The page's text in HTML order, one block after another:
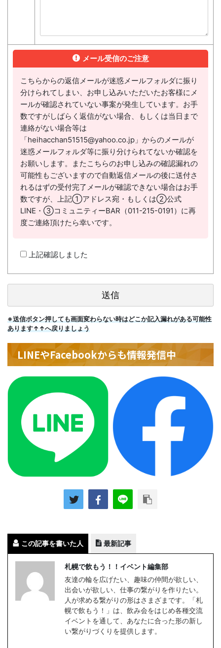
メール受信のご注意
こちらからの返信メールが迷惑メールフォルダに振り
分けられてしまい、お申し込みいただいたお客様にメ
ールが確認されていない事案が発生しています。お手
数ですがしばらく返信がない場合、もしくは当日まで
連絡がない場合等は
「heihacchan51515@yahoo.co.jp」からのメールが
迷惑メールフォルダ等に振り分けられてないか確認を
お願いします。またこちらのお申し込みの確認漏れの
可能性もございますので自動返信メールの後に送付さ
れるはずの受付完了メールが確認できない場合はお手
数ですが、上記①アドレス宛・もしくは②公式
LINE・③コミュニティーBAR（011-215-0191）に再
度ご連絡頂けたら幸いです。
上記確認しました
※送信ボタン押しても画面変わらない時はどこか記入漏れがある可能性
あります↑↑へ戻りましょう
LINEやFacebookからも情報発信中
この記事を書いた人 最新記事
札幌で飲もう！！イベント編集部
友達の輪を広げたい、趣味の仲間が欲しい、
出会いが欲しい、仕事の繋がりを作りたい。
人が求める繋がりの形はさまざまです。「札
幌で飲もう！」は、飲み会をはじめ各種交流
イベントを通して、あなたに合った形の新し
い繋がりづくりを提供します。